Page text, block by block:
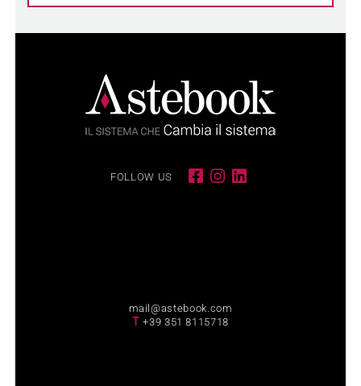
FOLLOW US
mail@astebook.com
T +39 351 8115718